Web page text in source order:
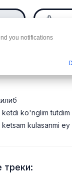
ko'nglim tutdim
kulasanmi ey
you notifications